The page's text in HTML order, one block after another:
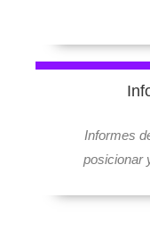
Informes
posicionar